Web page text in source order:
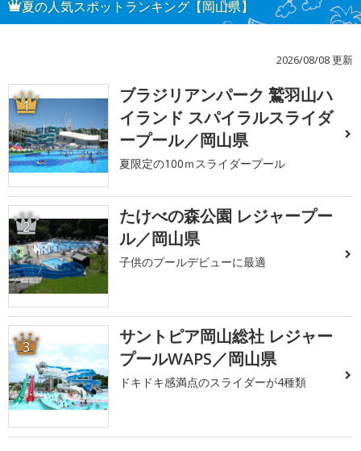
夏の人気スポットランキング【岡山県】
2026/08/08 更新
1
ブラジリアンパーク 鷲羽山ハ
イランド スパイラルスライダ
ープール／岡山県
夏限定の100ｍスライダープール
2
たけべの森公園 レジャープー
ル／岡山県
子供のプールデビューに最適
3
サントピア岡山総社 レジャー
プールWAPS／岡山県
ドキドキ感満点のスライダーが4種類